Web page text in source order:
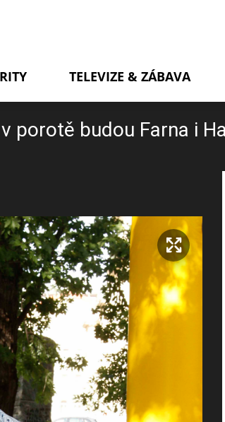
TELEVIZE & ZÁBAVA
porotě budou Farna i